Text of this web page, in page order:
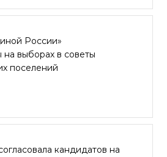
России»
на выборах в советы
поселений
кандидатов на